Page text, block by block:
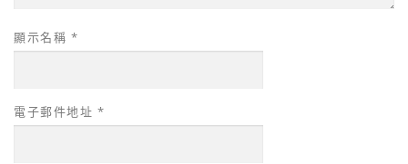
顯示名稱 *
電子郵件地址 *